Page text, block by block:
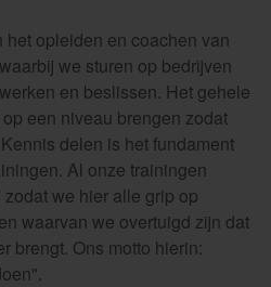
opleiden en coachen van
we sturen op bedrijven
en beslissen. Het gehele
een niveau brengen zodat
delen is het fundament
Al onze trainingen
we hier alle grip op
waarvan we overtuigd zijn dat
brengt. Ons motto hierin: